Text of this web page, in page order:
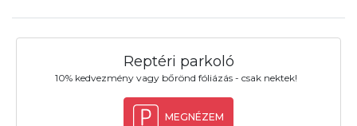
Reptéri parkoló
10% kedvezmény vagy bőrönd fóliázás - csak nektek!
MEGNÉZEM